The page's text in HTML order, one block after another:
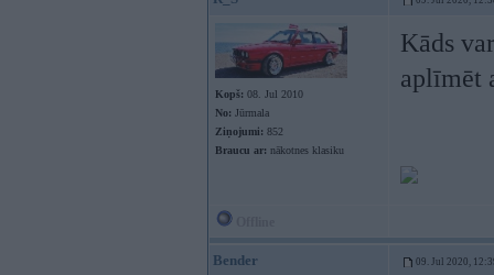
Kopš: 08. Jul 2010
No: Jūrmala
Ziņojumi: 852
Braucu ar: nākotnes klasiku
Kāds
aplīmēt
Bender 09. Jul 2020,